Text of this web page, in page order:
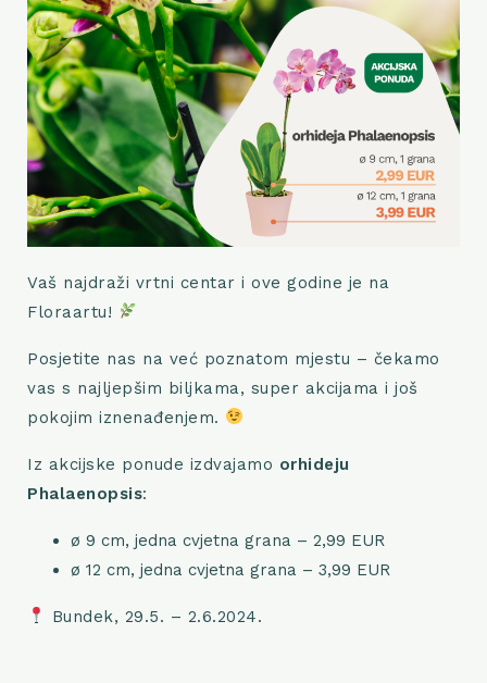
Vaš najdraži vrtni centar i ove godine je na
Floraartu!
Posjetite nas na već poznatom mjestu – čekamo
vas s najljepšim biljkama, super akcijama i još
pokojim iznenađenjem.
Iz akcijske ponude izdvajamo orhideju
Phalaenopsis:
ø 9 cm, jedna cvjetna grana – 2,99 EUR
ø 12 cm, jedna cvjetna grana – 3,99 EUR
Bundek, 29.5. – 2.6.2024.